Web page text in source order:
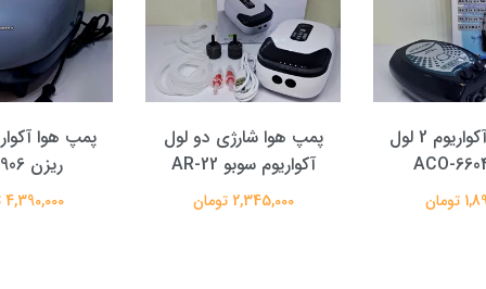
پمپ هوا آکواریوم 2 لول
پمپ هوا شارژی دو لول
آکواریوم سوبو AR-22
2,345,000 تومان
ریزن AC9906
4,390,000 تومان